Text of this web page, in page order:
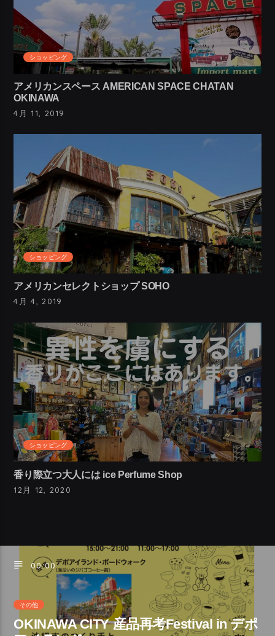
ショッピング
アメリカンスペース AMERICAN SPACE CHATAN
OKINAWA
4月 11, 2019
ショッピング
アメリカンセレクトショップ SOHO
4月 4, 2019
ショッピング
香り際立つ大人には ice Perfume Shop
12月 12, 2020
00:00
その他
OKINAWA CITY 産品再考Festival in デポ